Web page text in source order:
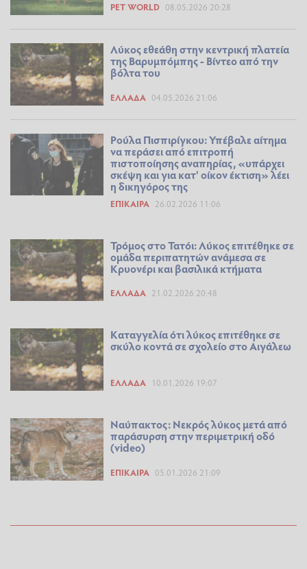
PET WORLD 08.05.2026 20:28
Λύκος εθεάθη στην κεντρική πλατεία
της Βαρυμπόμπης - Βίντεο από την
βόλτα του
ΕΛΛΆΔΑ 04.05.2026 21:06
Ρούλα Πισπιρίγκου: Υπέβαλε αίτημα
να περάσει από επιτροπή
πιστοποίησης αναπηρίας, «υπάρχει
σκέψη και για κατ' οίκον έκτιση» λέει
η δικηγόρος της
ΕΠΊΚΑΙΡΑ 26.02.2026 11:06
Τρόμος στο Τατόι: Λύκος επιτέθηκε σε
ομάδα περιπατητών ανάμεσα σε
Κρυονέρι και βασιλικά κτήματα
ΕΛΛΆΔΑ 21.02.2026 20:48
Καταγγελία ότι λύκος επιτέθηκε σε
σκύλο κοντά σε σχολείο στο Αιγάλεω
ΕΛΛΆΔΑ 10.01.2026 19:07
Ναύπακτος: Νεκρός λύκος μετά από
παράσυρση στην περιμετρική οδό
(video)
ΕΠΊΚΑΙΡΑ 05.01.2026 21:09